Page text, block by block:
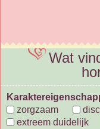
Wat
zorgzaam
extreem duidelijk